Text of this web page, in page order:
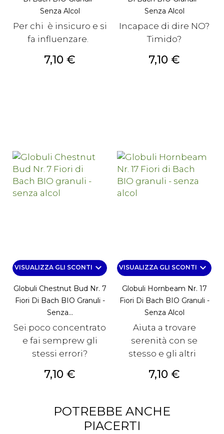
Senza Alcol
Per chi è insicuro e si
fa influenzare.
Prezzo
7,10 €
Senza Alcol
Incapace di dire NO?
Timido?
Prezzo
7,10 €
VISUALIZZA GLI SCONTI keyboard_arrow_down
Globuli Chestnut Bud Nr. 7
Fiori Di Bach BIO Granuli -
Senza...
Sei poco concentrato
e fai semprew gli
stessi errori?
Prezzo
7,10 €
VISUALIZZA GLI SCONTI keyboard_arrow_down
Globuli Hornbeam Nr. 17
Fiori Di Bach BIO Granuli -
Senza Alcol
Aiuta a trovare
serenità con se
stesso e gli altri
Prezzo
7,10 €
POTREBBE ANCHE
PIACERTI